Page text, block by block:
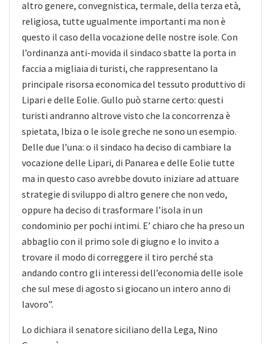
altro genere, convegnistica, termale, della terza età,
religiosa, tutte ugualmente importanti ma non è
questo il caso della vocazione delle nostre isole. Con
l’ordinanza anti-movida il sindaco sbatte la porta in
faccia a migliaia di turisti, che rappresentano la
principale risorsa economica del tessuto produttivo di
Lipari e delle Eolie. Gullo può starne certo: questi
turisti andranno altrove visto che la concorrenza è
spietata, Ibiza o le isole greche ne sono un esempio.
Delle due l’una: o il sindaco ha deciso di cambiare la
vocazione delle Lipari, di Panarea e delle Eolie tutte
ma in questo caso avrebbe dovuto iniziare ad attuare
strategie di sviluppo di altro genere che non vedo,
oppure ha deciso di trasformare l’isola in un
condominio per pochi intimi. E’ chiaro che ha preso un
abbaglio con il primo sole di giugno e lo invito a
trovare il modo di correggere il tiro perché sta
andando contro gli interessi dell’economia delle isole
che sul mese di agosto si giocano un intero anno di
lavoro”.
Lo dichiara il senatore siciliano della Lega, Nino